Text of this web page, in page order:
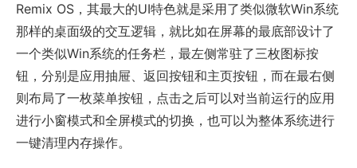
Remix OS，其最大的UI特色就是采用了类似微软Win系统
那样的桌面级的交互逻辑，就比如在屏幕的最底部设计了
一个类似Win系统的任务栏，最左侧常驻了三枚图标按
钮，分别是应用抽屉、返回按钮和主页按钮，而在最右侧
则布局了一枚菜单按钮，点击之后可以对当前运行的应用
进行小窗模式和全屏模式的切换，也可以为整体系统进行
一键清理内存操作。